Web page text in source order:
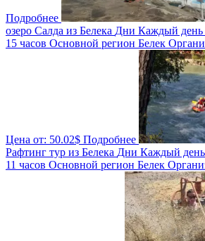
Подробнее
озеро Салда из Белека Дни Каждый день
15 часов Основной регион Белек
Цена от: 50.02$ Подробнее
Рафтинг тур из Белека Дни Каждый день
11 часов Основной регион Белек